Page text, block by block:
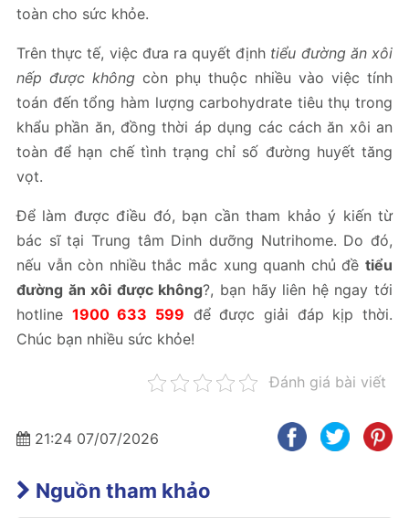
toàn cho sức khỏe.
Trên thực tế, việc đưa ra quyết định tiểu đường ăn xôi
nếp được không còn phụ thuộc nhiều vào việc tính
toán đến tổng hàm lượng carbohydrate tiêu thụ trong
khẩu phần ăn, đồng thời áp dụng các cách ăn xôi an
toàn để hạn chế tình trạng chỉ số đường huyết tăng
vọt.
Để làm được điều đó, bạn cần tham khảo ý kiến từ
bác sĩ tại Trung tâm Dinh dưỡng Nutrihome. Do đó,
nếu vẫn còn nhiều thắc mắc xung quanh chủ đề tiểu
đường ăn xôi được không?, bạn hãy liên hệ ngay tới
hotline 1900 633 599 để được giải đáp kịp thời.
Chúc bạn nhiều sức khỏe!
Đánh giá bài viết
21:24 07/07/2026
Nguồn tham khảo